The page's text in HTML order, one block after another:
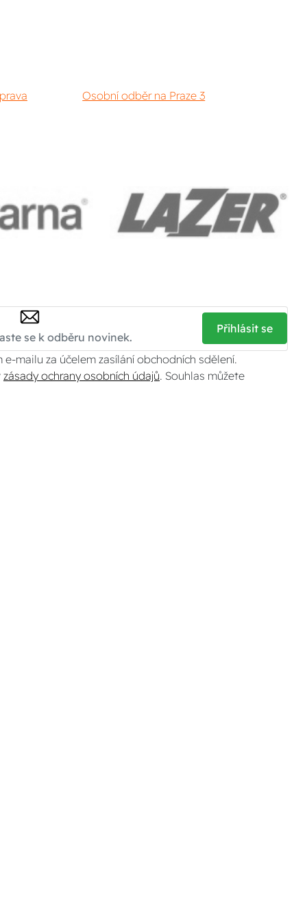
Osobní odběr na Praze 3
Přihlásit se
e-mailu za účelem zasílání obchodních sdělení.
zásady ochrany osobních údajů. Souhlas můžete